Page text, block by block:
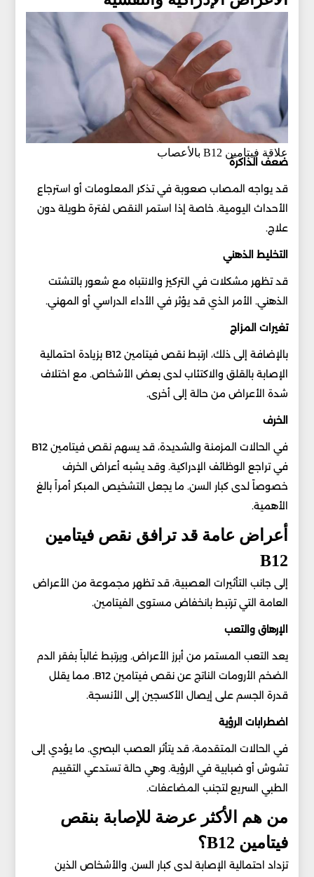
علاقة فيتامين B12 بالأعصاب
ضعف الذاكرة
قد يواجه المصاب صعوبة في تذكر المعلومات أو استرجاع
الأحداث اليومية. خاصة إذا استمر النقص لفترة طويلة دون
علاج.
التخليط الذهني
قد تظهر مشكلات في التركيز والانتباه مع شعور بالتشتت
الذهني. الأمر الذي قد يؤثر في الأداء الدراسي أو المهني.
تغيرات المزاج
بالإضافة إلى ذلك، ارتبط نقص فيتامين B12 بزيادة احتمالية
الإصابة بالقلق والاكتئاب لدى بعض الأشخاص. مع اختلاف
شدة الأعراض من حالة إلى أخرى.
الخرف
في الحالات المزمنة والشديدة، قد يسهم نقص فيتامين B12
في تراجع الوظائف الإدراكية. وقد يشبه أعراض الخرف
خصوصاً لدى كبار السن. ما يجعل التشخيص المبكر أمراً بالغ
الأهمية.
أعراض عامة قد ترافق نقص فيتامين
B12
إلى جانب التأثيرات العصبية، قد تظهر مجموعة من الأعراض
العامة التي ترتبط بانخفاض مستوى الفيتامين.
الإرهاق والتعب
يعد التعب المستمر من أبرز الأعراض. ويرتبط غالباً بفقر الدم
الضخم الأرومات الناتج عن نقص فيتامين B12. مما يقلل
قدرة الجسم على إيصال الأكسجين إلى الأنسجة.
اضطرابات الرؤية
في الحالات المتقدمة، قد يتأثر العصب البصري. ما يؤدي إلى
تشوش أو ضبابية في الرؤية. وهي حالة تستدعي التقييم
الطبي السريع لتجنب المضاعفات.
من هم الأكثر عرضة للإصابة بنقص
فيتامين B12؟
تزداد احتمالية الإصابة لدى كبار السن. والأشخاص الذين